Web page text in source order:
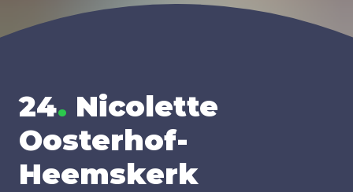
24. Nicolette
Oosterhof-
Heemskerk